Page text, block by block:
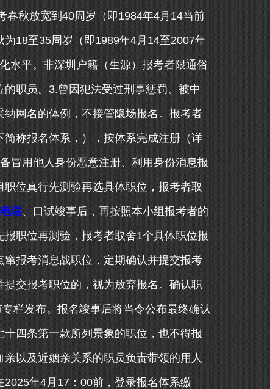
春秋放宽到40周岁（即1984年4月14当前
18至35周岁（即1989年4月14至2007年
水平。非深圳户籍（生源）报考者限通俗
职员。3.曾因犯法受过刑事惩罚、被中
网名的体例，不接管隐场报名。报考者
称报名体系，），按体系完成注册（详
冒用他人身份恶意注册、利用身份消息报
位真行先测验再选具体职位，报考者取
话、口试竣事后，再按照本小组报考者的
职位再测验，报考者取舍1个具体职位报
报考消息战职位，定期确认并提交报考
交报考职位的，视为放弃报名。确认职
栏发布。报名竣事后将当令公布最终确认
四条第一款所列景象的职位，也不得报
以及近姻亲关系的职员负责带领的用人
年4月17：00前，登录报名体系缴